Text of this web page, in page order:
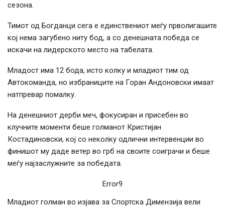
сезона.
Тимот од Богданци сега е единствениот меѓу прволигашите
кој нема загубено ниту бод, а со денешната победа се
искачи на лидерското место на табелата.
Младост има 12 бода, исто колку и младиот тим од
Автокоманда, но избраниците на Горан Андоновски имаат
натпревар помалку.
На денешниот дерби меч, фокусиран и присебен во
клучните моменти беше голманот Кристијан
Костадиновски, кој со неколку одлични интервенции во
финишот му даде ветер во грб на своите соиграчи и беше
меѓу најзаслужните за победата.
Error9
Младиот голман во изјава за Спортска Димензија вели